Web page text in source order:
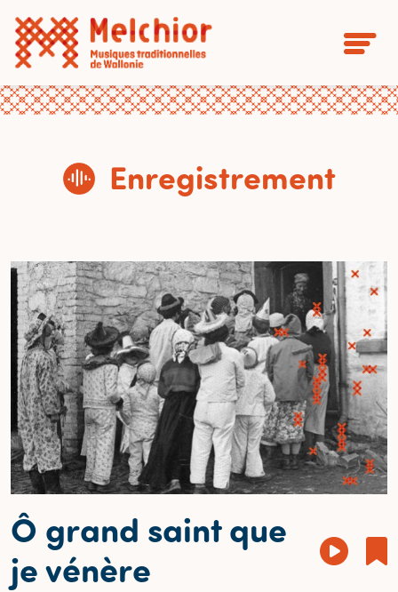
Enregistrement
Ô grand saint que
je vénère